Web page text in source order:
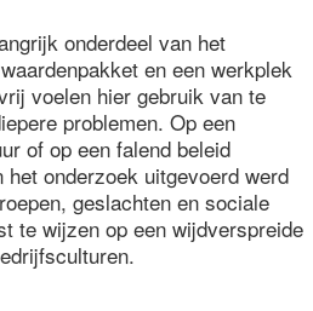
onderdeel van het
en een werkplek
voelen hier gebruik van te
problemen. Op een
of op een falend beleid
het onderzoek uitgevoerd werd
geslachten en sociale
te wijzen op een wijdverspreide